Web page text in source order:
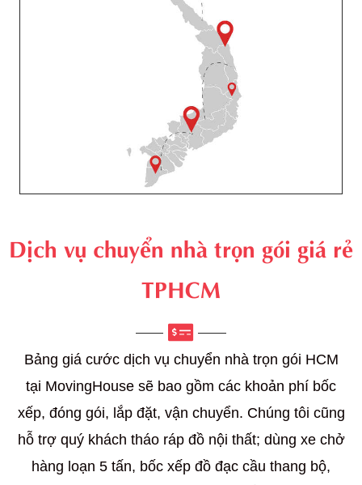
Dịch vụ chuyển nhà trọn gói giá rẻ
TPHCM
Bảng giá cước dịch vụ chuyển nhà trọn gói HCM
tại MovingHouse sẽ bao gồm các khoản phí bốc
xếp, đóng gói, lắp đặt, vận chuyển. Chúng tôi cũng
hỗ trợ quý khách tháo ráp đồ nội thất; dùng xe chở
hàng loạn 5 tấn, bốc xếp đồ đạc cầu thang bộ,